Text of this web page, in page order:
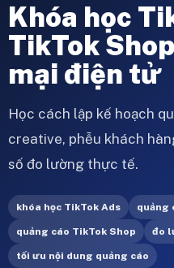
Khóa học
TikTok
mại điện tử
Học cách lập kế hoạch
creative, phễu khách
số đo lường thực tế.
khóa học TikTok Ads quảng
quảng cáo TikTok Shop đo
tối ưu nội dung quảng cáo